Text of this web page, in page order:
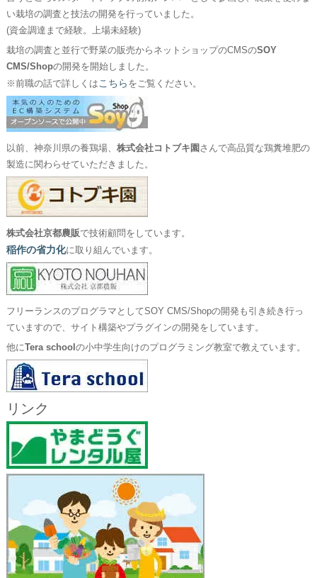
い栽培の調査と技法の開発を行っていました。
(資金調達まで経験。上場未経験)
栽培の調査と並行で野菜の販売からネットショップのCMSのSOY
CMS/Shopの開発を開始しました。
※前職の話で詳しくはこちら をご覧ください。
以前、神奈川県の養鶏場、 株式会社コトブキ園 さんで高品質な鶏糞堆肥の
製造に関わらせていただきました。
株式会社京都農販で技術顧問をしています。
稲作の省力化に取り組んでいます。
フリーランスのプログラマとしてSOY CMS/Shopの開発も引き続き行っ
ていますので、サイト構築やプラグインの開発をしています。
他にTera school の小中学生向けのプログラミング教室で教えています。
リンク